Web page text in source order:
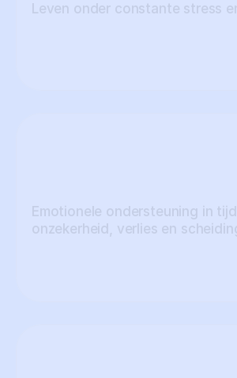
Leven onder constante stress
Emotionele ondersteuning in
onzekerheid, verlies en